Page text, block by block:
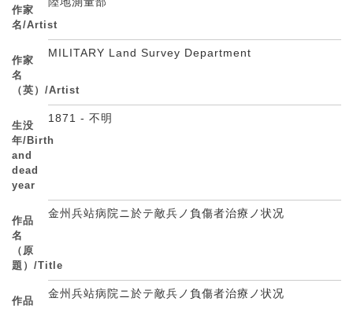
作家
名/Artist
作家
名
（英）/Artist
MILITARY Land Survey Department
生没
年/Birth
and
dead
year
1871 - 不明
作品
名
（原
題）/Title
金州兵站病院ニ於テ敵兵ノ負傷者治療ノ状况
作品
金州兵站病院ニ於テ敵兵ノ負傷者治療ノ状况